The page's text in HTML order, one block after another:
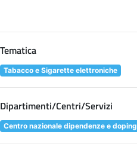
Tematica
Tabacco e Sigarette elettroniche
Dipartimenti/Centri/Servizi
Centro nazionale dipendenze e doping